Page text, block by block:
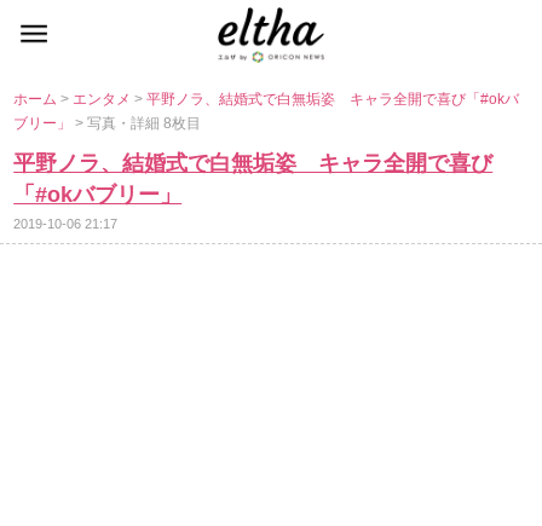
ホーム> エンタメ>平野ノラ、結婚式で白無垢姿 キャラ全開で喜び「#okバ
ブリー」> 写真・詳細 8枚目
平野ノラ、結婚式で白無垢姿 キャラ全開で喜び
「#okバブリー」
2019-10-06 21:17